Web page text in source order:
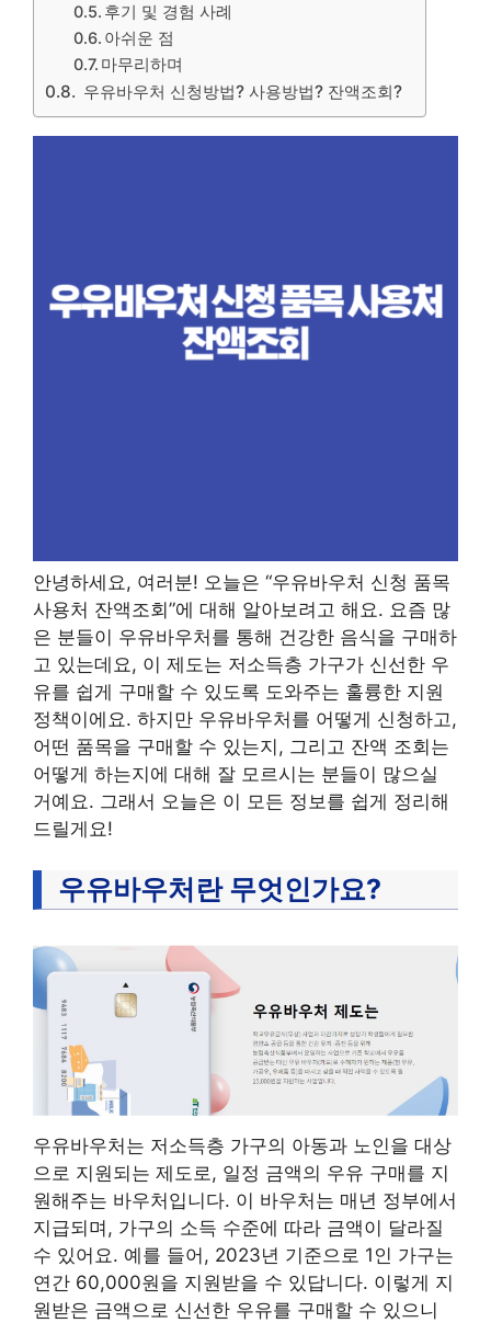
후기 및 경험 사례
아쉬운 점
마무리하며
우유바우처 신청방법? 사용방법? 잔액조회?
안녕하세요, 여러분! 오늘은 “우유바우처 신청 품목
사용처 잔액조회”에 대해 알아보려고 해요. 요즘 많
은 분들이 우유바우처를 통해 건강한 음식을 구매하
고 있는데요, 이 제도는 저소득층 가구가 신선한 우
유를 쉽게 구매할 수 있도록 도와주는 훌륭한 지원
정책이에요. 하지만 우유바우처를 어떻게 신청하고,
어떤 품목을 구매할 수 있는지, 그리고 잔액 조회는
어떻게 하는지에 대해 잘 모르시는 분들이 많으실
거예요. 그래서 오늘은 이 모든 정보를 쉽게 정리해
드릴게요!
우유바우처란 무엇인가요?
우유바우처는 저소득층 가구의 아동과 노인을 대상
으로 지원되는 제도로, 일정 금액의 우유 구매를 지
원해주는 바우처입니다. 이 바우처는 매년 정부에서
지급되며, 가구의 소득 수준에 따라 금액이 달라질
수 있어요. 예를 들어, 2023년 기준으로 1인 가구는
연간 60,000원을 지원받을 수 있답니다. 이렇게 지
원받은 금액으로 신선한 우유를 구매할 수 있으니